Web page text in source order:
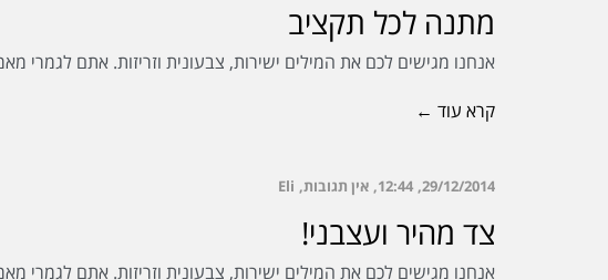
מתנה לכל תקציב
אנחנו מגישים לכם את המילים ישירות, צבעונית וזריזות. אתם
קרא עוד ←
29/12/2014
12:44 אין תגובות Eli
צד מהיר ועצבני!
אנחנו מגישים לכם את המילים ישירות, צבעונית וזריזות. אתם